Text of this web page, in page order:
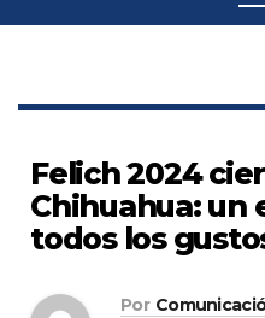
Felich 2024
Chihuahua: un
todos los
Por